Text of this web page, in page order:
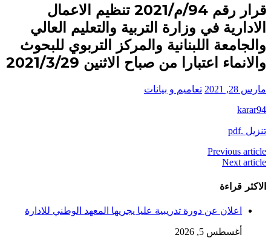
قرار رقم 94/م/2021 تنظيم الاعمال
الادارية في وزارة التربية والتعليم العالي
والجامعة اللبنانية والمركز التربوي للبحوث
والانماء اعتبارا من صباح الاثنين 2021/3/29
مارس 28, 2021
تعاميم و بيانات
karar94
تنزيل .pdf
Previous article
Next article
الاكثر قراءة
اعلان عن دورة تدريبية عليا يجريها المعهد الوطني للادارة
أغسطس 5, 2026